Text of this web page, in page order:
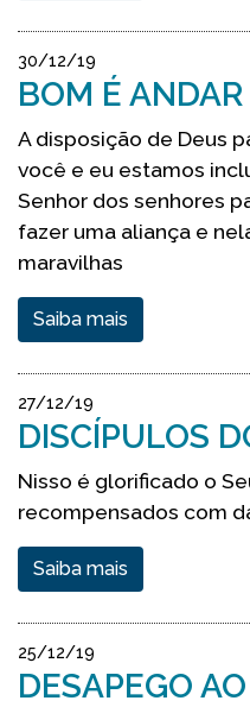
30/12/19
BOM É
A disposição de Deus
você e eu estamos
Senhor dos senhores
fazer uma aliança e
maravilhas
Saiba mais
27/12/19
DISCÍPULOS
Nisso é glorificado o
recompensados com
Saiba mais
25/12/19
DESAPEGO